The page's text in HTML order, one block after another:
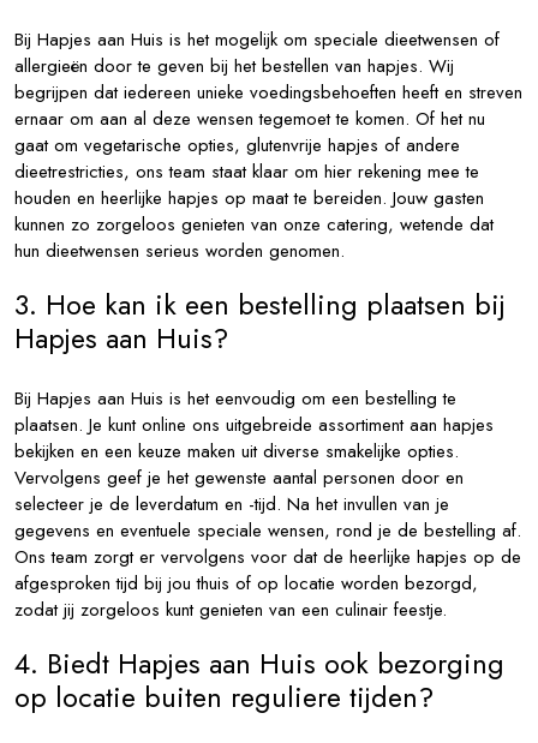
Bij Hapjes aan Huis is het mogelijk om speciale dieetwensen of
allergieën door te geven bij het bestellen van hapjes. Wij
begrijpen dat iedereen unieke voedingsbehoeften heeft en streven
ernaar om aan al deze wensen tegemoet te komen. Of het nu
gaat om vegetarische opties, glutenvrije hapjes of andere
dieetrestricties, ons team staat klaar om hier rekening mee te
houden en heerlijke hapjes op maat te bereiden. Jouw gasten
kunnen zo zorgeloos genieten van onze catering, wetende dat
hun dieetwensen serieus worden genomen.
3. Hoe kan ik een bestelling plaatsen bij
Hapjes aan Huis?
Bij Hapjes aan Huis is het eenvoudig om een bestelling te
plaatsen. Je kunt online ons uitgebreide assortiment aan hapjes
bekijken en een keuze maken uit diverse smakelijke opties.
Vervolgens geef je het gewenste aantal personen door en
selecteer je de leverdatum en -tijd. Na het invullen van je
gegevens en eventuele speciale wensen, rond je de bestelling af.
Ons team zorgt er vervolgens voor dat de heerlijke hapjes op de
afgesproken tijd bij jou thuis of op locatie worden bezorgd,
zodat jij zorgeloos kunt genieten van een culinair feestje.
4. Biedt Hapjes aan Huis ook bezorging
op locatie buiten reguliere tijden?